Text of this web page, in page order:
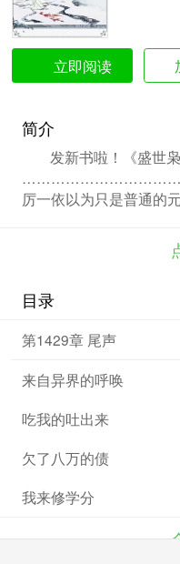
立即阅读
简介
发新书啦！《盛世
厉一依以为只是普通的
那个谁，我只是替婚救
宁：宝宝，双修也是修
目录
第1429章 尾声
来自异界的呼唤
吃我的吐出来
欠了八万的债
我来修学分